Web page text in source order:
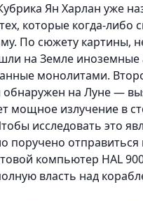
Ян Харлан уже
которые когда-либо
По сюжету картины,
на Земле иноземные
монолитами.
на Луне —
мощное излучение в
исследовать это
поручено
компьютер HAL
власть над